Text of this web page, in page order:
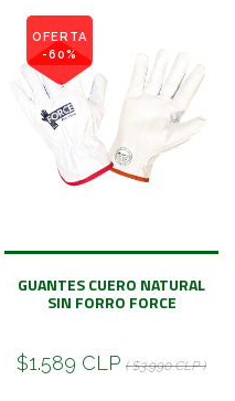
OFERTA
-60%
GUANTES CUERO NATURAL
SIN FORRO FORCE
$1.589 CLP ( $3.990 CLP )